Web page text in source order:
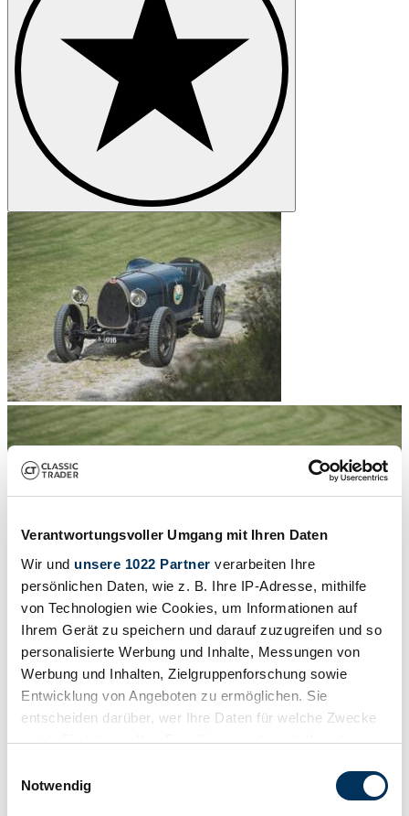
Verantwortungsvoller Umgang mit Ihren Daten
Wir und unsere 1022 Partner verarbeiten Ihre
persönlichen Daten, wie z. B. Ihre IP-Adresse, mithilfe
von Technologien wie Cookies, um Informationen auf
Ihrem Gerät zu speichern und darauf zuzugreifen und so
personalisierte Werbung und Inhalte, Messungen von
Werbung und Inhalten, Zielgruppenforschung sowie
Entwicklung von Angeboten zu ermöglichen. Sie
entscheiden darüber, wer Ihre Daten für welche Zwecke
nutzt. Sie können Ihre Einwilligung jederzeit über die
Trigger Symbol ändern oder widerrufen
Notwendig
Bugatti Typ 30 - Gleiches Auto, dennoch
verschiedene Versionen
Der Hersteller Bugatti brachte damals den Typ 30 als sportlichen
Tourenwagen auf den Markt. Ein paar Jahre später in den 20er
Jahren folgte jedoch ebenfalls ein Typ 30, der ebenfalls als
Rennwagen gedacht aber oftmals schwierig vom anderen Modell zu
unterschieden war. Die genauen Stückzahlen die zwischen 1922
und 1926 produziert wurden lassen sich leider nicht mehr genau
darlegen und feststellen. Sicher ist jedoch, dass vom Bugatti Typ 30
weit mehr als 500 Modelle hergestellt wurden was zur damaligen
Zeit eine echte Hausnummer war. Noch heute gilt der Bugatti Typ
30 als Vorreiter moderner Sportwagen, denn Ansätze die schon in
den 20er Jahren im Typ 30 verbaut wurden finden sich noch immer
in der heutigen Zeit in modernen Sportwagen wieder.
Aktuell existieren so gut wie gar keine Bugatti Typ 30 mehr.
Experten gehen davon aus, dass sich maximal 10 Exemplare in
einem sehr guten bis guten Zustand in privaten Besitz befinden.
Ausstellungsstücke oder Museumsexemplare die sich besichtigen
lassen bestehen leider nicht.
Bugatti Modelle
Bugatti EB 110
Bugatti Typ 13
Bugatti Typ 35
Bugatti Typ 37
Bugatti Typ 44
Bugatti Typ 46
Bugatti Typ 49
Bugatti Typ 55
/36
1923 | Bugatti Typ 30